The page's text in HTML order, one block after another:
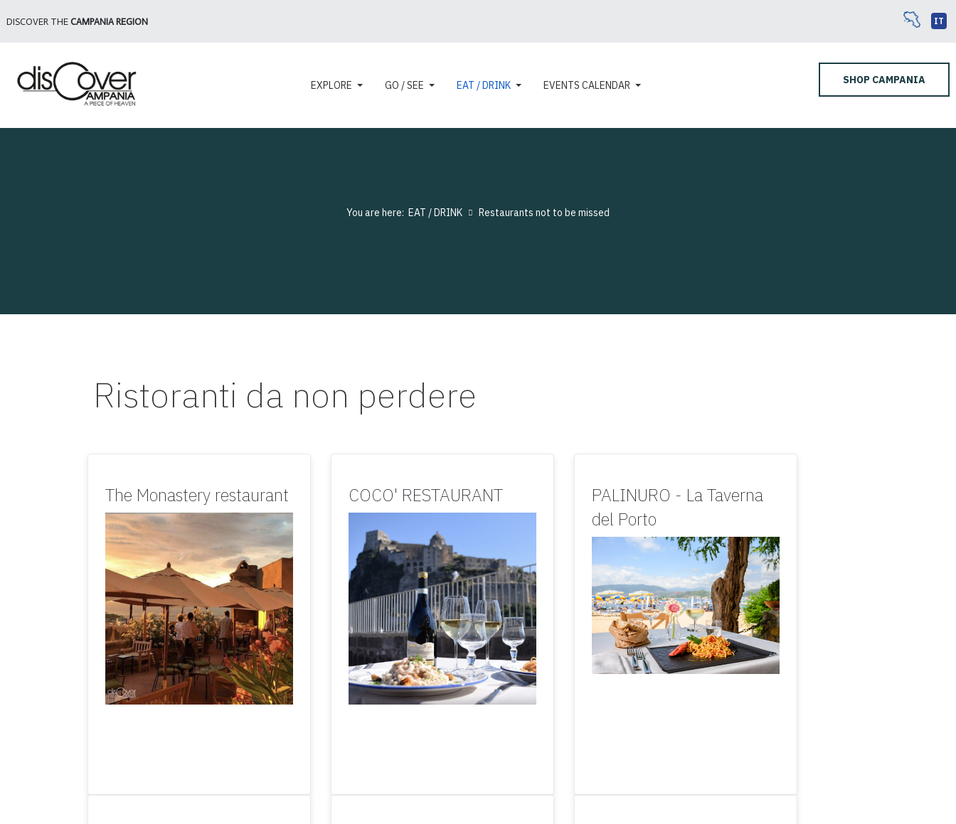
DISCOVER THE CAMPANIA REGION IT
EXPLORE GO / SEE EAT / DRINK EVENTS CALENDAR SHOP CAMPANIA
You are here: EAT / DRINK Restaurants not to be missed
Ristoranti da non perdere
The Monastery restaurant COCO' RESTAURANT
PALINURO - La Taverna
del Porto